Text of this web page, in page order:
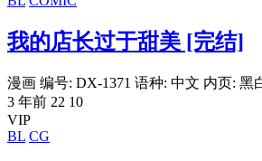
我的店长过于甜美 [完结]
漫画 编号: DX-1371 语种: 中文 内页: 黑
3 年前 22 10
VIP
BL CG